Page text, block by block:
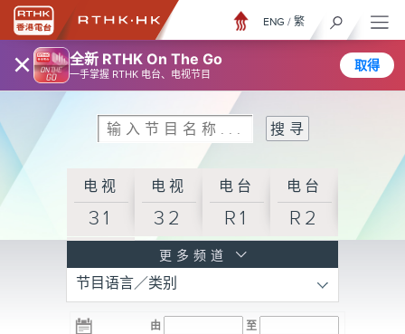
× 全新 RTHK On The Go
一手掌握 RTHK 电台、电视节目
取得
ENG / 繁
电视
31
电视
32
电台
R1
电台
R2
R3
电台 电台 电台
更多频道
节目语言／类别
由 至